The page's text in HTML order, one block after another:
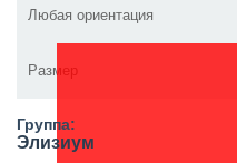
Любая ориентация
Размер
Группа:
Элизиум